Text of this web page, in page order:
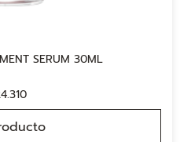
SERUM 30ML